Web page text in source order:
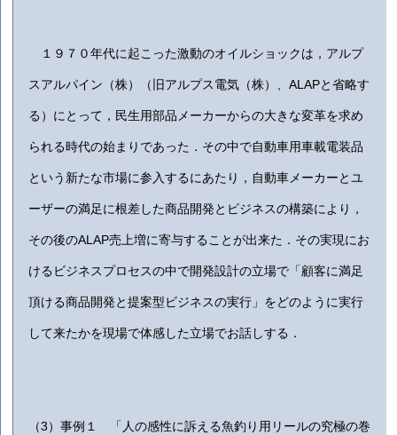
１９７０年代に起こった激動のオイルショックは，アルプ
スアルパイン（株）（旧アルプス電気（株）、ALAPと省略す
る）にとって，民生用部品メーカーからの大きな変革を求め
られる時代の始まりであった．その中で自動車用車載電装品
という新たな市場に参入するにあたり，自動車メーカーとユ
ーザーの満足に根差した商品開発とビジネスの構築により，
その後のALAP売上増に寄与することが出来た．その実現にお
けるビジネスプロセスの中で開発設計の立場で「顧客に満足
頂ける商品開発と提案型ビジネスの実行」をどのように実行
して来たかを現場で体感した立場でお話しする．
（3）事例１ 「 人の感性に訴える魚釣り用リールの究極の巻